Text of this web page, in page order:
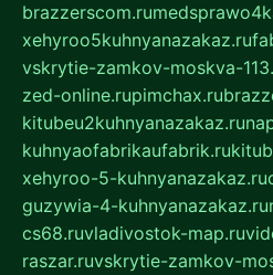
brazzerscom.ru
xehyroo5kuhnyanazakaz.ru
vskrytie-zamkov-moskva-
zed-online.rupimchax.ru
kitubeu2kuhnyanazakaz.ru
kuhnyaofabrikaufabrik.ru
xehyroo-5-kuhnyanazakaz.ru
guzywia-4-kuhnyanazakaz.ru
cs68.ruvladivostok-map.ru
raszar.ruvskrytie-zamkov-